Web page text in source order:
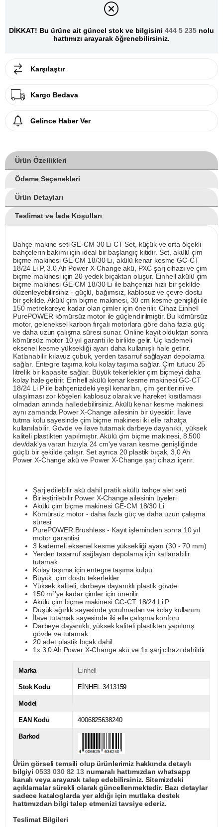
DİKKAT! Bu ürüne ait güncel stok ve bilgisini 444 5 235 nolu
hattımızı arayarak öğrenebilirsiniz.
Karşılaştır
Kargo Bedava
Gelince Haber Ver
Ürün Özellikleri
Ödeme Seçenekleri
Ürün Detayları
Teslimat ve İade Koşulları
Bahçe makine seti GE-CM 30 Li CT Set, küçük ve orta ölçekli
bahçelerin bakımı için ideal bir başlangıç kitidir. Set, akülü çim
biçme makinesi GE-CM 18/30 Li, akülü kenar kesme GC-CT
18/24 Li P, 3.0 Ah Power X-Change akü, PXC şarj cihazı ve çim
biçme makinesi için 20 yedek bıçaktan oluşur. Einhell akülü çim
biçme makinesi GE-CM 18/30 Li ile bahçenizi hızlı bir şekilde
düzenleyebilirsiniz - güçlü, bağımsız, kablosuz ve çevre dostu
bir şekilde. Akülü çim biçme makinesi, 30 cm kesme genişliği ile
150 metrekareye kadar olan çimler için önerilir. Cihaz Einhell
PurePOWER kömürsüz motor ile güçlendirilmiştir. Bu kömürsüz
motor, geleneksel karbon fırçalı motorlara göre daha fazla güç
ve daha uzun çalışma süresi sunar. Online kayıt olduktan sonra
kömürsüz motor 10 yıl garanti ile birlikte gelir. Üç kademeli
eksenel kesme yüksekliği ayarı daha kullanışlı hale getirir.
Katlanabilir kılavuz çubuk, yerden tasarruf sağlayan depolama
sağlar. Entegre taşıma kolu kolay taşıma sağlar. Çim tutucu 25
litrelik bir kapasite sağlar. Büyük tekerlekler çim biçmeyi daha
kolay hale getirir. Einhell akülü kenar kesme makinesi GC-CT
18/24 Li P ile bahçenizdeki yeşil kenarları, çim şeritlerini ve
ulaşılması zor köşeleri kablosuz olarak ve hareket kısıtlaması
olmadan anında halledebilirsiniz. Akülü kenar kesme makinesi
aynı zamanda Power X-Change ailesinin bir üyesidir. İlave
tutma kolu sayesinde çim biçme makinesi iki elle rahatça
kullanılabilir. Gövde ve ilave tutamak darbeye dayanıklı, yüksek
kaliteli plastikten yapılmıştır. Akülü çim biçme makinesi, 8.500
dev/dak'ya varan hızıyla 24 cm'ye varan kesme genişliğinde
güçlü bir şekilde çalışır. Set ayrıca 20 plastik bıçak, 3,0 Ah
Power X-Change akü ve Power X-Change şarj cihazı içerir.
Şarj edilebilir akü dahil pratik akülü bahçe alet seti
Birleştirilebilir Power X-Change ailesinin üyeleri
Akülü çim biçme makinesi GE-CM 18/30 Li
Kömürsüz motor - daha fazla güç ve daha uzun çalışma
süresi
PurePOWER Brushless - Kayıt işleminden sonra 10 yıl
motor garantisi
3 kademeli eksenel kesme yüksekliği ayarı (30 - 70 mm)
Yerden tasarruf sağlayan depolama için katlanabilir
tutamak
Kolay taşıma için entegre taşıma kulpu
Büyük, çim dostu tekerlekler
Yüksek kaliteli, darbeye dayanıklı plastik gövde
150 m²'ye kadar çimler için önerilir
Akülü çim biçme makinesi GC-CT 18/24 Li P
Düşük ağırlık sayesinde yorulmadan ve kolay kullanım
İlave tutamak sayesinde iki elle çalışma konforu
Darbeye dayanıklı, yüksek kaliteli plastikten yapılmış
gövde ve tutamak
20 adet plastik bıçak dahil
1x 3.0 Ah Power X-Change akü ve 1x şarj cihazı dahildir
Marka Einhell
Stok Kodu EİNHEL.3413159
Model
EAN Kodu 4006825638240
Barkod
Ürün görseli temsili olup ürünlerimiz hakkında detaylı
bilgiyi 0533 030 82 13numaralı hattımızdan whatsapp
kanalı veya arayarak talep edebilirsiniz. Sitemizdeki
açıklamalar sürekli olarak güncellenmektedir. Bazı detaylar
sadece kataloglarda yer aldığı için mutlaka destek
hattımızdan bilgi talep etmenizi tavsiye ederiz.
Teslimat Bilgileri